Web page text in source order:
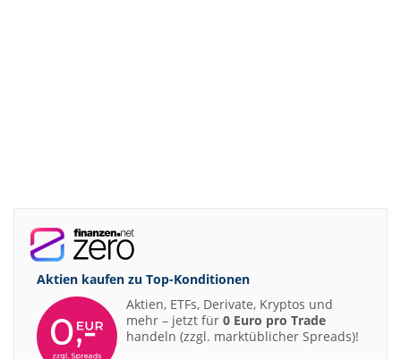
Aktien kaufen zu Top-Konditionen
Aktien, ETFs, Derivate, Kryptos und
mehr – jetzt für 0 Euro pro Trade
handeln (zzgl. marktüblicher Spreads)!